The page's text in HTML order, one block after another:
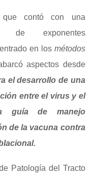
contó con una
de exponentes
en los métodos
aspectos desde
el desarrollo de una
entre el virus y el
guía de manejo
de la vacuna contra
Patología del Tracto